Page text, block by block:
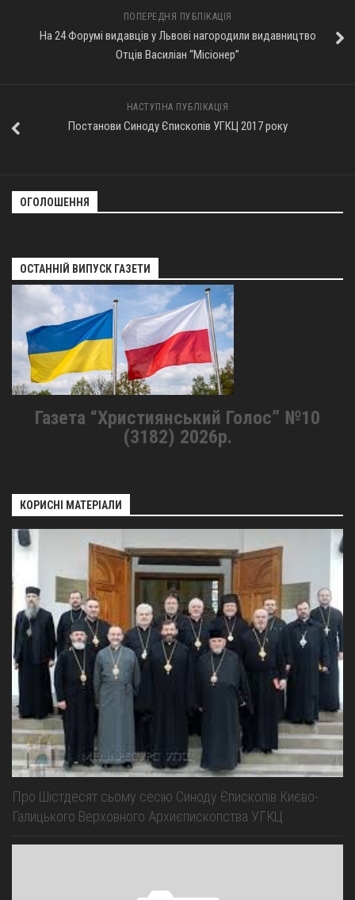
ПОПЕРЕДНЯ ПУБЛІКАЦІЯ
На 24 Форумі видавців у Львові нагородили видавництво
Отців Василіан “Місіонер”
НАСТУПНА ПУБЛІКАЦІЯ
Постанови Синоду Єпископів УГКЦ 2017 року
ОГОЛОШЕННЯ
ОСТАННІЙ ВИПУСК ГАЗЕТИ
Газета “Християнський Голос” №10
(3182) 2026р.
КОРИСНІ МАТЕРІАЛИ
Про Шістдесят сьому сесію Синоду Єпископів Києво-
Галицького Верховного Архиєпископства УГКЦ